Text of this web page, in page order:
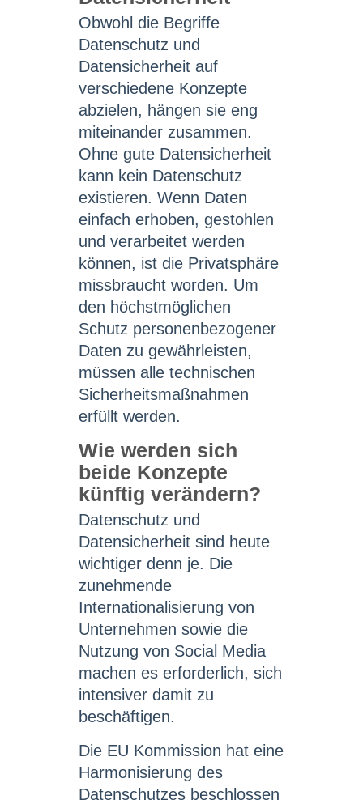
Obwohl die Begriffe
Datenschutz und
Datensicherheit auf
verschiedene Konzepte
abzielen, hängen sie eng
miteinander zusammen.
Ohne gute Datensicherheit
kann kein Datenschutz
existieren. Wenn Daten
einfach erhoben, gestohlen
und verarbeitet werden
können, ist die Privatsphäre
missbraucht worden. Um
den höchstmöglichen
Schutz personenbezogener
Daten zu gewährleisten,
müssen alle technischen
Sicherheitsmaßnahmen
erfüllt werden.
Wie werden sich
beide Konzepte
künftig verändern?
Datenschutz und
Datensicherheit sind heute
wichtiger denn je. Die
zunehmende
Internationalisierung von
Unternehmen sowie die
Nutzung von Social Media
machen es erforderlich, sich
intensiver damit zu
beschäftigen.
Die EU Kommission hat eine
Harmonisierung des
Datenschutzes beschlossen